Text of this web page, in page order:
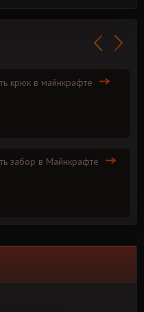
крюк в майнкрафте
забор в Майнкрафте